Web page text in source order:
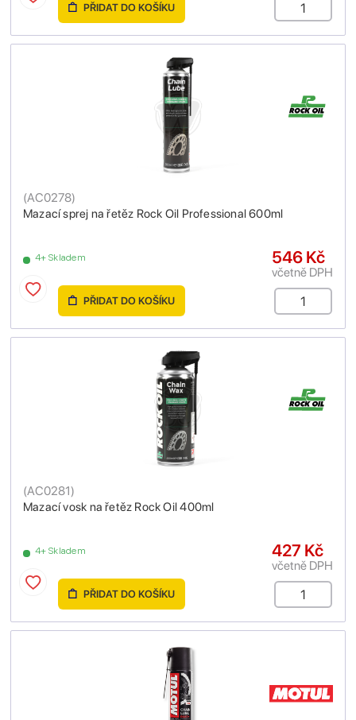
PŘIDAT DO KOŠÍKU
Mazací sprej na řetěz Rock Oil Professional 600ml
(AC0278)
4+ Skladem 546 Kč
včetně DPH
PŘIDAT DO KOŠÍKU
Mazací vosk na řetěz Rock Oil 400ml
(AC0281)
4+ Skladem 427 Kč
včetně DPH
PŘIDAT DO KOŠÍKU